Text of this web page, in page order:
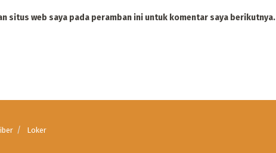
situs web saya pada peramban ini untuk komentar saya berikutnya.
Loker